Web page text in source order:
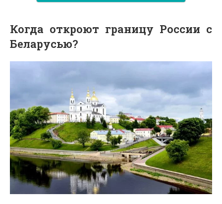
Когда откроют границу России с
Беларусью?